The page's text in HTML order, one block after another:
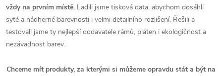
vždy na prvním místě. Ladili jsme tisková data, abychom dosáhli
syté a nádherné barevnosti i velmi detailního rozlišení. Řešili a
testovali jsme ty nejlepší dodavatele rámů, pláten i ekologičnost a
nezávadnost barev.
Chceme mít produkty, za kterými si můžeme opravdu stát a být na